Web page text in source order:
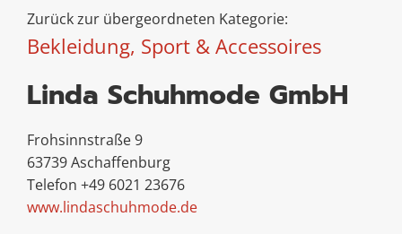
Zurück zur übergeordneten Kategorie:
Bekleidung, Sport & Accessoires
Linda Schuhmode GmbH
Frohsinnstraße 9
63739 Aschaffenburg
Telefon +49 6021 23676
www.lindaschuhmode.de